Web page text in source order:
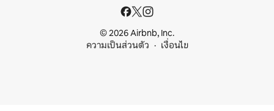
© 2026 Airbnb, Inc.
ความเป็นส่วนตัว
เงื่อนไข